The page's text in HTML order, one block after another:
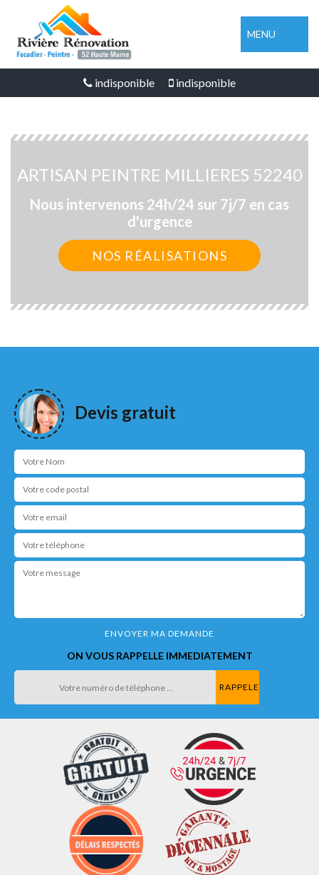
MENU
indisponible indisponible
ARTISAN PEINTRE MILLIERES 52240
Nous intervenons 24h/24 sur 7j/7 en cas
d'urgence
NOS RÉALISATIONS
Devis gratuit
ON VOUS RAPPELLE IMMEDIATEMENT